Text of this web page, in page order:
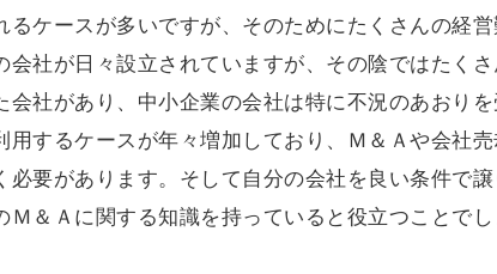
るケースが多いですが、そのためにたくさんの経
会社が日々設立されていますが、その陰ではたく
社があり、中小企業の会社は特に不況のあおりを
用するケースが年々増加しており、Ｍ＆Ａや会社
必要があります。そして自分の会社を良い条件で
Ｍ＆Ａに関する知識を持っていると役立つことでし